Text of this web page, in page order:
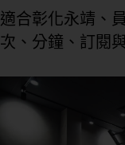
適合彰化永靖、
次、分鐘、訂閱